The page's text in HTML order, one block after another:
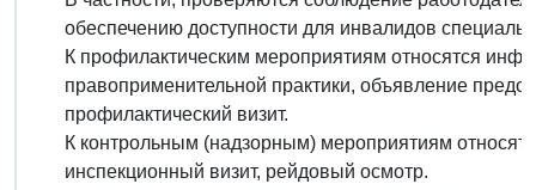
обеспечению доступности для инвалидов
К профилактическим мероприятиям относятся
правоприменительной практики, объявление
профилактический визит.
К контрольным (надзорным) мероприятиям
инспекционный визит, рейдовый осмотр.